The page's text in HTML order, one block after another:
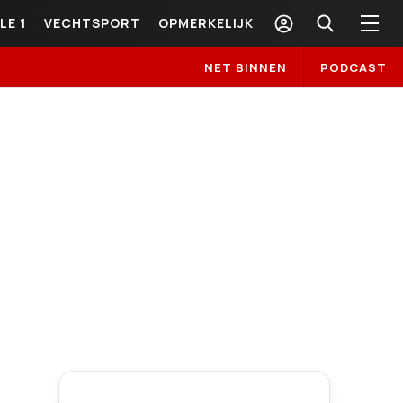
1 VECHTSPORT OPMERKELIJK
NET BINNEN PODCAST